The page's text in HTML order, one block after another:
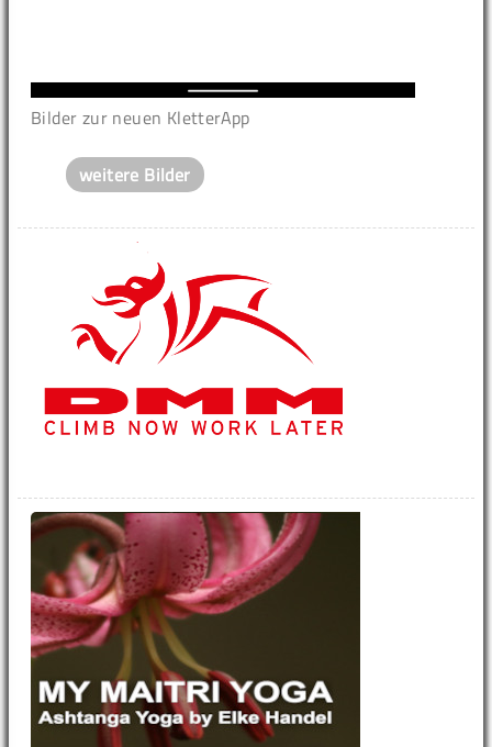
Bilder zur neuen KletterApp
weitere Bilder